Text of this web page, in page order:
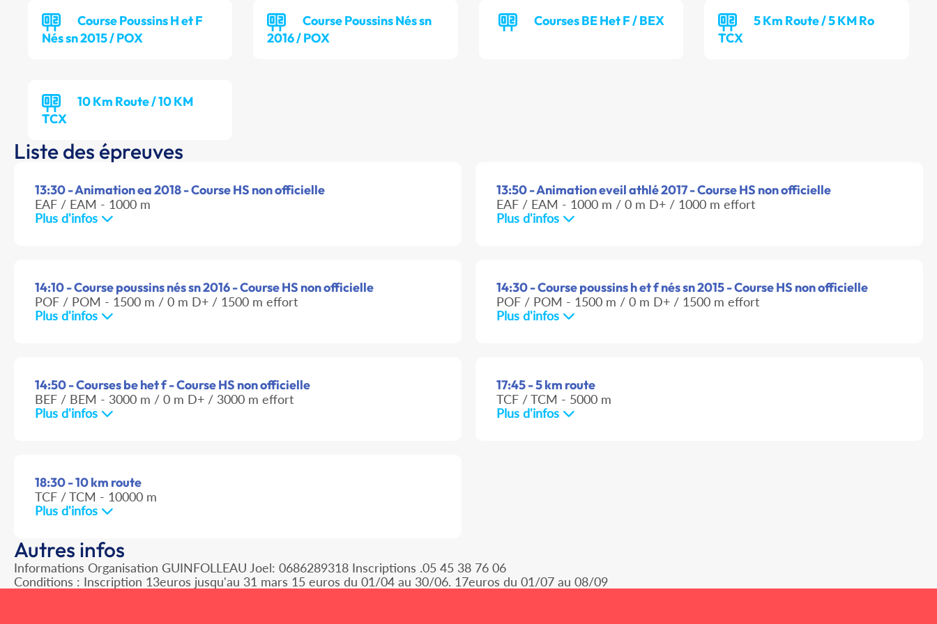
Course Poussins H et F
Nés sn 2015 / POX
Course Poussins Nés sn
2016 / POX
Courses BE Het F / BEX
5 Km Route / 5 KM Ro
TCX
10 Km Route / 10 KM
TCX
Liste des épreuves
13:30 - Animation ea 2018 - Course HS non officielle
EAF / EAM - 1000 m
Plus d'infos
13:50 - Animation eveil athlé 2017 - Course HS non officielle
EAF / EAM - 1000 m / 0 m D+ / 1000 m effort
Plus d'infos
14:10 - Course poussins nés sn 2016 - Course HS non officielle
POF / POM - 1500 m / 0 m D+ / 1500 m effort
Plus d'infos
14:30 - Course poussins h et f nés sn 2015 - Course HS non officielle
POF / POM - 1500 m / 0 m D+ / 1500 m effort
Plus d'infos
14:50 - Courses be het f - Course HS non officielle
BEF / BEM - 3000 m / 0 m D+ / 3000 m effort
Plus d'infos
17:45 - 5 km route
TCF / TCM - 5000 m
Plus d'infos
18:30 - 10 km route
TCF / TCM - 10000 m
Plus d'infos
Autres infos
Informations Organisation GUINFOLLEAU Joel: 0686289318 Inscriptions .05 45 38 76 06
Conditions : Inscription 13euros jusqu'au 31 mars 15 euros du 01/04 au 30/06. 17euros du 01/07 au 08/09